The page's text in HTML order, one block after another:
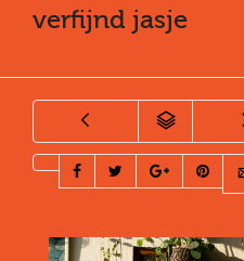
verfijnd jasje